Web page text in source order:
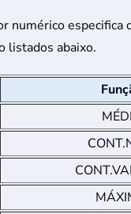
numérico especifica
listados abaixo.